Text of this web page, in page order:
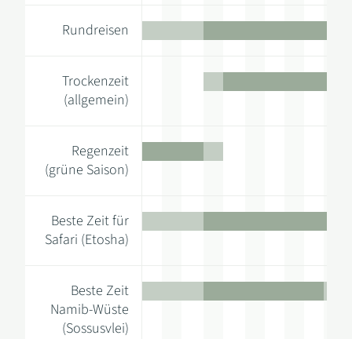
Rundreisen
Trockenzeit
(allgemein)
Regenzeit
(grüne Saison)
Beste Zeit für
Safari (Etosha)
Beste Zeit
Namib-Wüste
(Sossusvlei)